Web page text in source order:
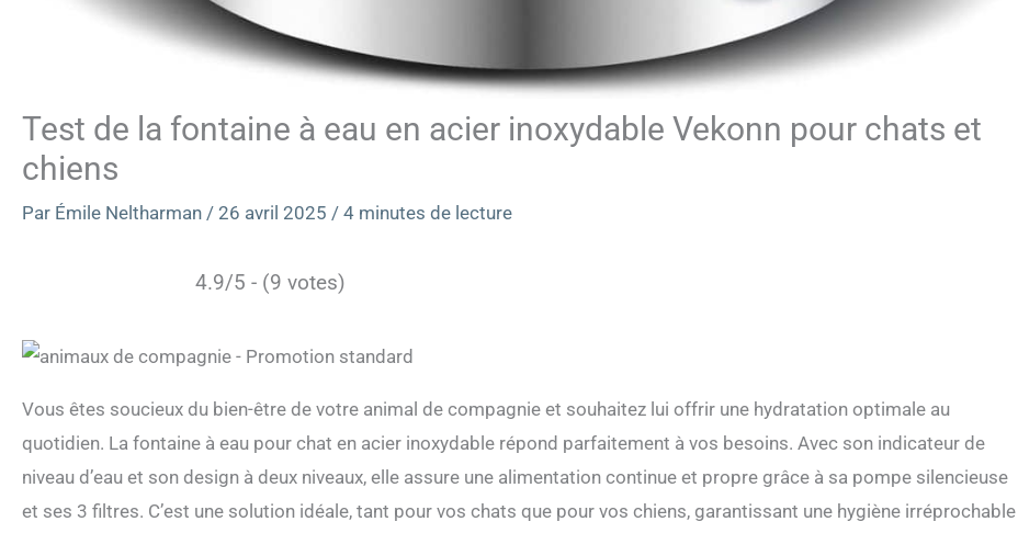
Test de la fontaine à eau en acier inoxydable Vekonn pour chats et
chiens
Par Émile Neltharman / 26 avril 2025 / 4 minutes de lecture
4.9/5 - (9 votes)
Vous êtes soucieux du bien-être de votre animal de compagnie et souhaitez lui offrir une hydratation optimale au
quotidien. La fontaine à eau pour chat en acier inoxydable répond parfaitement à vos besoins. Avec son indicateur de
niveau d’eau et son design à deux niveaux, elle assure une alimentation continue et propre grâce à sa pompe silencieuse
et ses 3 filtres. C’est une solution idéale, tant pour vos chats que pour vos chiens, garantissant une hygiène irréprochable